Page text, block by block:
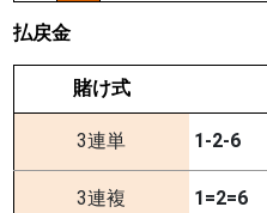
払戻金
賭け式
3連単 1-2-6
3連複 1=2=6